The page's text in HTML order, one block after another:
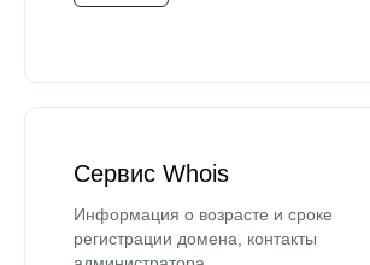
Сервис Whois
Информация о возрасте и сроке
регистрации домена, контакты